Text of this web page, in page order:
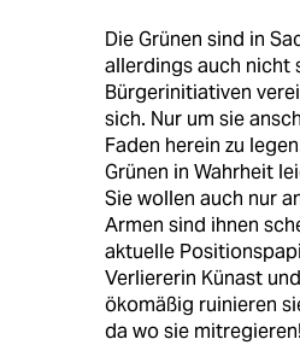
Die Grünen sind in
allerdings auch nicht
Bürgerinitiativen
sich. Nur um sie
Faden herein zu
Grünen in Wahrheit
Sie wollen auch nur
Armen sind ihnen
aktuelle
Verliererin Künast
ökomäßig ruinieren
da wo sie mitregieren!